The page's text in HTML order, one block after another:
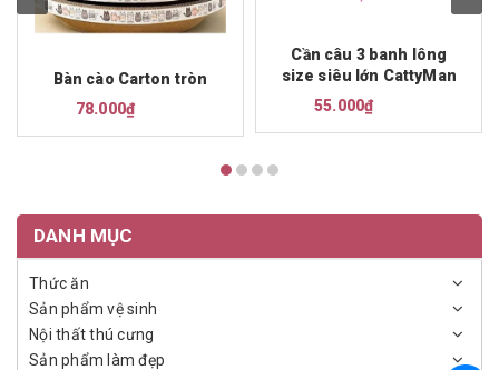
Bàn cào Carton tròn
78.000₫
Cần câu 3 banh lông
size siêu lớn CattyMan
55.000₫
DANH MỤC
Thức ăn
Sản phẩm vệ sinh
Nội thất thú cưng
Sản phẩm làm đẹp